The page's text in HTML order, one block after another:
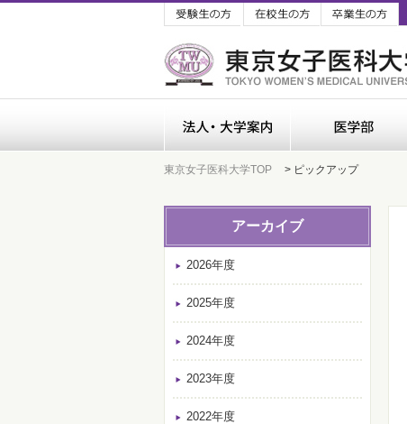
受験生の方 在校生の方
東京女子医科大学TOP > ピックアップ
アーカイブ
2026年度
2025年度
2024年度
2023年度
2022年度